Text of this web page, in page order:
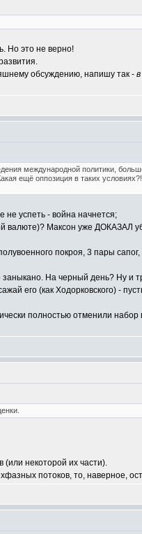
Но это не верно!
обсуждению, напишу так -
международной политики,
ещё оппозиция в таких
успеть - война начнется;
Максон уже ДОКАЗАЛ
покроя, 3 пары
На черный день? Ну и
его (как Ходорковского) -
полностью отменили
некоторой их части).
потоков, то, наверное,